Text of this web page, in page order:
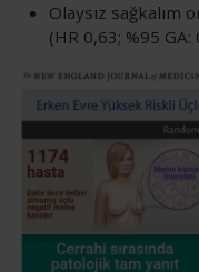
Olaysız sağkalım
(HR 0,63; %95 GA: